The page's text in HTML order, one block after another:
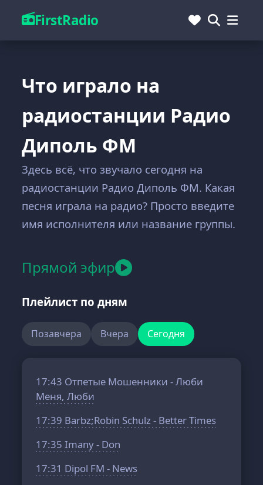
FirstRadio
Что играло на
радиостанции Радио
Диполь ФМ
Здесь всё, что звучало сегодня на
радиостанции Радио Диполь ФМ. Какая
песня играла на радио? Просто введите
имя исполнителя или название группы.
Прямой эфир
Плейлист по дням
Позавчера Вчера Сегодня
17:43 Отпетые Мошенники - Люби
Меня, Люби
17:39 Barbz;Robin Schulz - Better Times
17:35 Imany - Don
17:31 Dipol FM - News